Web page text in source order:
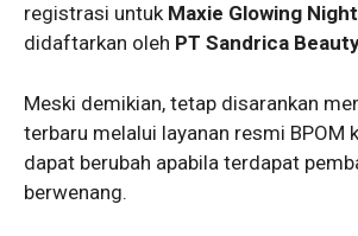
registrasi untuk Maxie Glowing
didaftarkan oleh PT Sandrica
Meski demikian, tetap disarankan
terbaru melalui layanan resmi BPOM
dapat berubah apabila terdapat
berwenang.